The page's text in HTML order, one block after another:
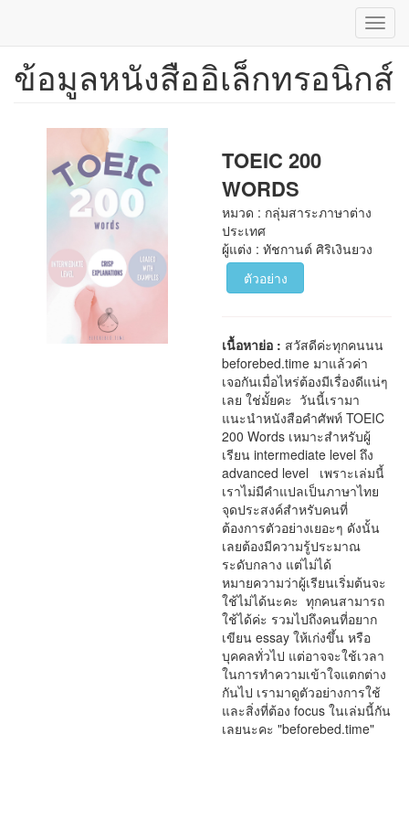
ข้าม
ข้อมูลหนังสืออิเล็กทรอนิกส์
TOEIC 200
WORDS
หมวด : กลุ่มสาระภาษาต่าง
ประเทศ
ผู้แต่ง : ทัชกานต์ ศิริเงินยวง
ตัวอย่าง
เนื้อหาย่อ : สวัสดีค่ะทุกคนนน
beforebed.time มาแล้วค่า
เจอกันเมื่อไหร่ต้องมีเรื่องดีแน่ๆ
เลย ใช่มั้ยคะ วันนี้เรามา
แนะนำหนังสือคำศัพท์ TOEIC
200 Words เหมาะสำหรับผู้
เรียน intermediate level ถึง
advanced level เพราะเล่มนี้
เราไม่มีคำแปลเป็นภาษาไทย
จุดประสงค์สำหรับคนที่
ต้องการตัวอย่างเยอะๆ ดังนั้น
เลยต้องมีความรู้ประมาณ
ระดับกลาง แต่ไม่ได้
หมายความว่าผู้เรียนเริ่มต้นจะ
ใช้ไม่ได้นะคะ ทุกคนสามารถ
ใช้ได้ค่ะ รวมไปถึงคนที่อยาก
เขียน essay ให้เก่งขึ้น หรือ
บุคคลทั่วไป แต่อาจจะใช้เวลา
ในการทำความเข้าใจแตกต่าง
กันไป เรามาดูตัวอย่างการใช้
และสิ่งที่ต้อง focus ในเล่มนี้กัน
เลยนะคะ "beforebed.time"